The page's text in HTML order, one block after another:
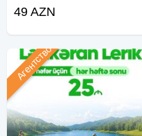
Булаги Тур
49 AZN
Агентство